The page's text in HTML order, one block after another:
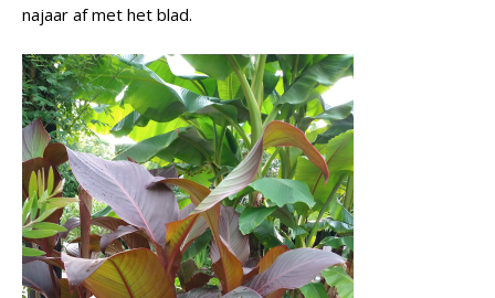
najaar af met het blad.